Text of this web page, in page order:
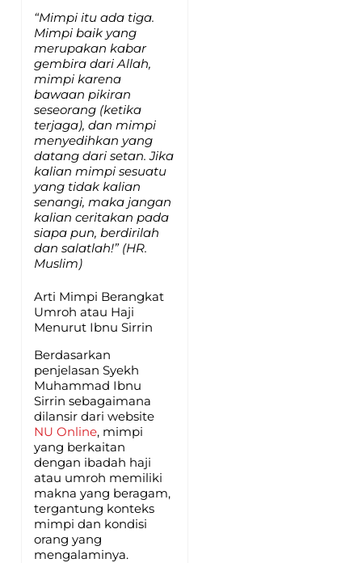
“Mimpi itu ada tiga.
Mimpi baik yang
merupakan kabar
gembira dari Allah,
mimpi karena
bawaan pikiran
seseorang (ketika
terjaga), dan mimpi
menyedihkan yang
datang dari setan. Jika
kalian mimpi sesuatu
yang tidak kalian
senangi, maka jangan
kalian ceritakan pada
siapa pun, berdirilah
dan salatlah!” (HR.
Muslim)
Arti Mimpi Berangkat
Umroh atau Haji
Menurut Ibnu Sirrin
Berdasarkan
penjelasan Syekh
Muhammad Ibnu
Sirrin sebagaimana
dilansir dari website
NU Online, mimpi
yang berkaitan
dengan ibadah haji
atau umroh memiliki
makna yang beragam,
tergantung konteks
mimpi dan kondisi
orang yang
mengalaminya.